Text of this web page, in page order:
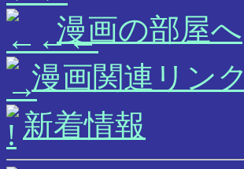
漫画の部屋へ
漫画関連リンク
新着情報